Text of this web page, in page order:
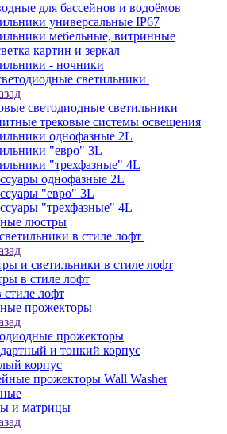
для бассейнов и водоёмов
универсальные IP67
мебельные, витринные
картин и зеркал
- ночники
светильники
светодиодные светильники
трековые системы освещения
однофазные 2L
"евро" 3L
"трехфазные" 4L
однофазные 2L
"евро" 3L
"трехфазные" 4L
люстры
в стиле лофт
и светильники в стиле лофт
в стиле лофт
стиле лофт
прожекторы
прожекторы
и тонкий корпус
корпус
прожекторы Wall Washer
и матрицы